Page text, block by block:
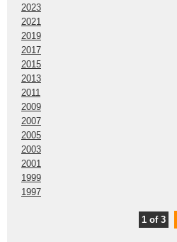
2023
2021
2019
2017
2015
2013
2011
2009
2007
2005
2003
2001
1999
1997
1 of 3